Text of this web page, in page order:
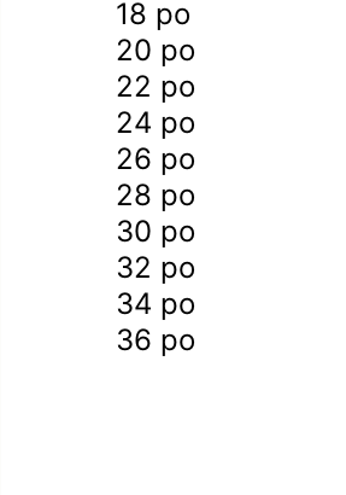
18 po
20 po
22 po
24 po
26 po
28 po
30 po
32 po
34 po
36 po